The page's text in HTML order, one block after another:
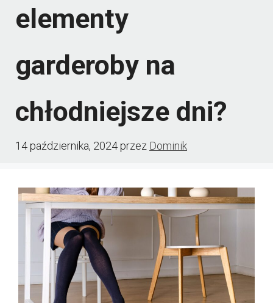
elementy
garderoby na
chłodniejsze dni?
14 października, 2024przez Dominik